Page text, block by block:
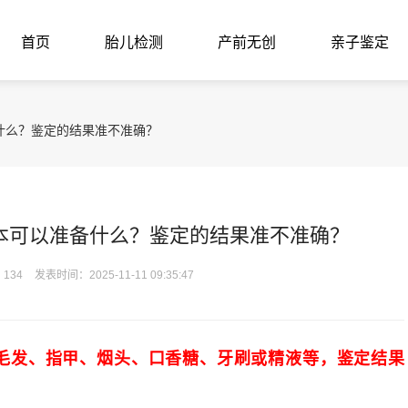
首页 胎儿检测 产前无创 亲子鉴定
？鉴定的结果准不准确？
以准备什么？鉴定的结果准不准确？
134 发表时间：2025-11-11 09:35:47
发、指甲、烟头、口香糖、牙刷或精液等，鉴定结果